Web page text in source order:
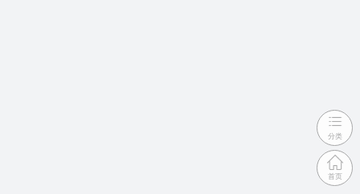
分类
首页